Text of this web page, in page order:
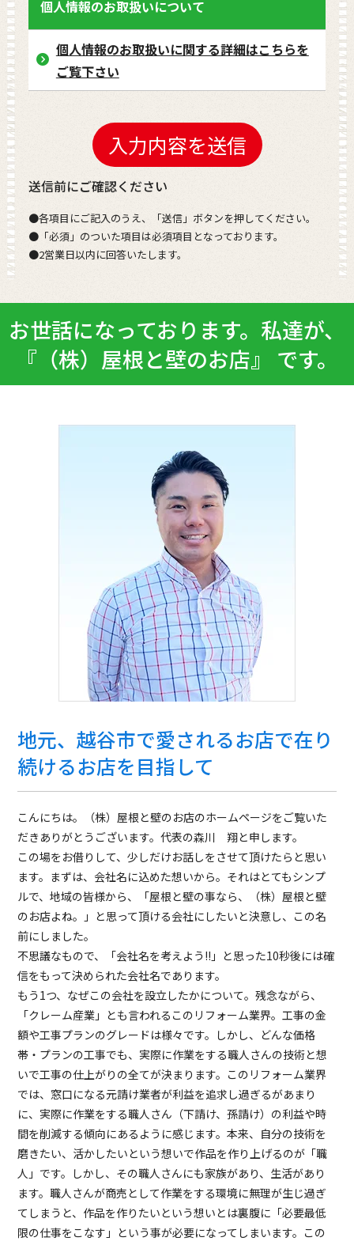
個人情報のお取扱いについて
個人情報のお取扱いに関する詳細はこちらを
ご覧下さい
送信前にご確認ください
●各項目にご記入のうえ、「送信」ボタンを押してください。
●「必須」のついた項目は必須項目となっております。
●2営業日以内に回答いたします。
お世話になっております。私達が、
『（株）屋根と壁のお店』 です。
地元、越谷市で愛されるお店で在り
続けるお店を目指して
こんにちは。（株）屋根と壁のお店のホームページをご覧いた
だきありがとうございます。代表の森川 翔と申します。
この場をお借りして、少しだけお話しをさせて頂けたらと思い
ます。まずは、会社名に込めた想いから。それはとてもシンプ
ルで、地域の皆様から、「屋根と壁の事なら、（株）屋根と壁
のお店よね。」と思って頂ける会社にしたいと決意し、この名
前にしました。
不思議なもので、「会社名を考えよう!!」と思った10秒後には確
信をもって決められた会社名であります。
もう1つ、なぜこの会社を設立したかについて。残念ながら、
「クレーム産業」とも言われるこのリフォーム業界。工事の金
額や工事プランのグレードは様々です。しかし、どんな価格
帯・プランの工事でも、実際に作業をする職人さんの技術と想
いで工事の仕上がりの全てが決まります。このリフォーム業界
では、窓口になる元請け業者が利益を追求し過ぎるがあまり
に、実際に作業をする職人さん（下請け、孫請け）の利益や時
間を削減する傾向にあるように感じます。本来、自分の技術を
磨きたい、活かしたいという想いで作品を作り上げるのが「職
人」です。しかし、その職人さんにも家族があり、生活があり
ます。職人さんが商売として作業をする環境に無理が生じ過ぎ
てしまうと、作品を作りたいという想いとは裏腹に「必要最低
限の仕事をこなす」という事が必要になってしまいます。この